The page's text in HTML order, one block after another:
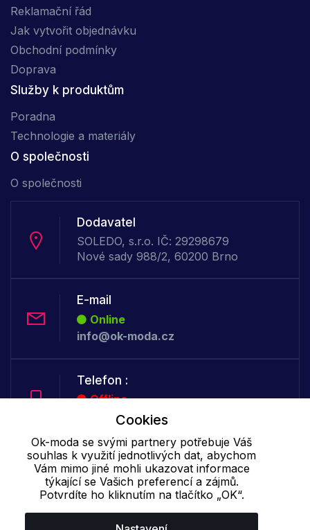
Reklamační řád
Jak vytvořit objednávku
Obchodní podmínky
Doprava
Služby k produktům
Poradna
Technologie a materiály
O společnosti
O společnosti
Dodavatel
SOLEDO, s.r.o. IČ: 29298679
Nové sady 988/2, 60200 Brno
E-mail
Online
info@ok-moda.cz
Telefon :
Offline
+420 702 000 160
Cookie - podrobné nastavení|Další informace|Ochrana osobních
Cookies
Ok-moda se svými partnery potřebuje Váš
souhlas k využití jednotlivých dat, abychom
Vám mimo jiné mohli ukazovat informace
týkající se Vašich preferencí a zájmů.
Potvrdíte ho kliknutím na tlačítko „OK“.